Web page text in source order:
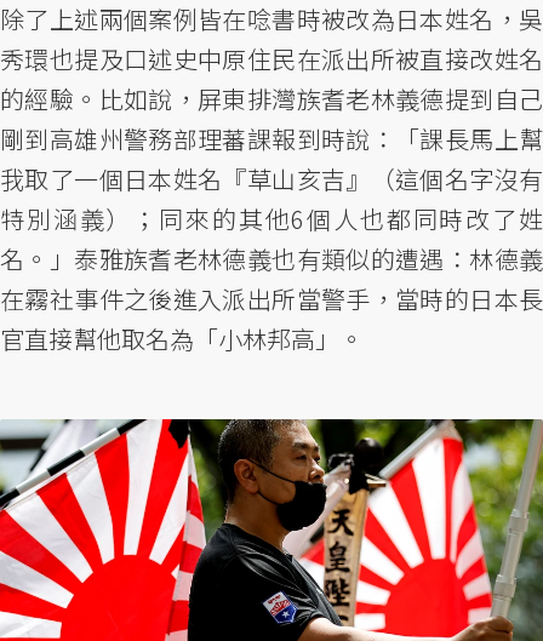
除了上述兩個案例皆在唸書時被改為日本姓名，吳
秀環也提及口述史中原住民在派出所被直接改姓名
的經驗。比如說，屏東排灣族耆老林義德提到自己
剛到高雄州警務部理蕃課報到時說：「課長馬上幫
我取了一個日本姓名『草山亥吉』（這個名字沒有
特別涵義）；同來的其他6個人也都同時改了姓
名。」泰雅族耆老林德義也有類似的遭遇：林德義
在霧社事件之後進入派出所當警手，當時的日本長
官直接幫他取名為「小林邦高」。